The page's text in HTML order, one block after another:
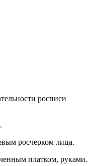
росписи
росчерком лица.
платком, руками.